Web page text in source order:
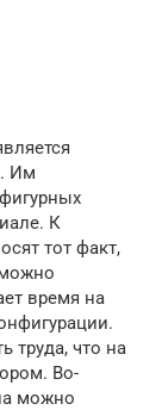
Им
К
тот факт,
время на
труда, что на
Во-
можно